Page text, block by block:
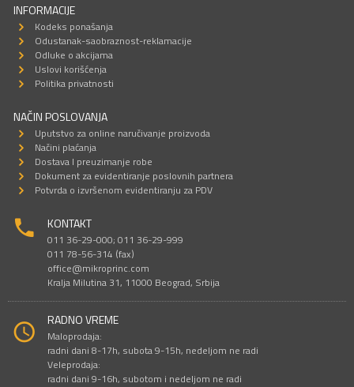
INFORMACIJE
Kodeks ponašanja
Odustanak-saobraznost-reklamacije
Odluke o akcijama
Uslovi korišćenja
Politika privatnosti
NAČIN POSLOVANJA
Uputstvo za online naručivanje proizvoda
Načini plaćanja
Dostava I preuzimanje robe
Dokument za evidentiranje poslovnih partnera
Potvrda o izvršenom evidentiranju za PDV
KONTAKT
011 36-29-000; 011 36-29-999
011 78-56-314 (fax)
office@mikroprinc.com
Kralja Milutina 31, 11000 Beograd, Srbija
RADNO VREME
Maloprodaja:
radni dani 8-17h, subota 9-15h, nedeljom ne radi
Veleprodaja:
radni dani 9-16h, subotom i nedeljom ne radi